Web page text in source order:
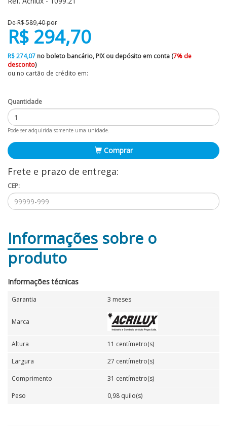
De R$ 589,40 por
R$ 294,70
R$ 274,07 no boleto bancário, PIX ou depósito em conta (7% de
desconto)
ou no cartão de crédito em:
Quantidade
Pode ser adquirida somente uma unidade.
Comprar
Frete e prazo de entrega:
CEP:
Informações sobre o
produto
Informações técnicas
Garantia 3 meses
Marca
Altura
11 centímetro(s)
Largura
27 centímetro(s)
Comprimento
31 centímetro(s)
Peso
0,98 quilo(s)